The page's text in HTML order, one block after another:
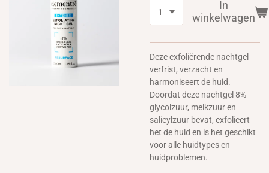
In
winkelwagen
Deze exfoliërende nachtgel
verfrist, verzacht en
harmoniseert de huid.
Doordat deze nachtgel 8%
glycolzuur, melkzuur en
salicylzuur bevat, exfolieert
het de huid en is het geschikt
voor alle huidtypes en
huidproblemen.